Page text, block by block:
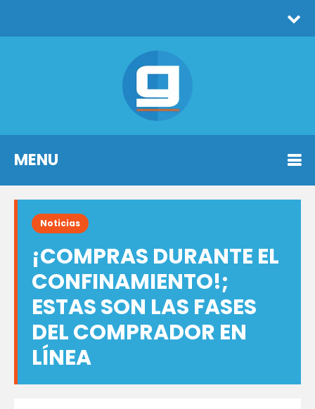
MENU
Noticias
¡COMPRAS DURANTE EL
CONFINAMIENTO!;
ESTAS SON LAS FASES
DEL COMPRADOR EN
LÍNEA